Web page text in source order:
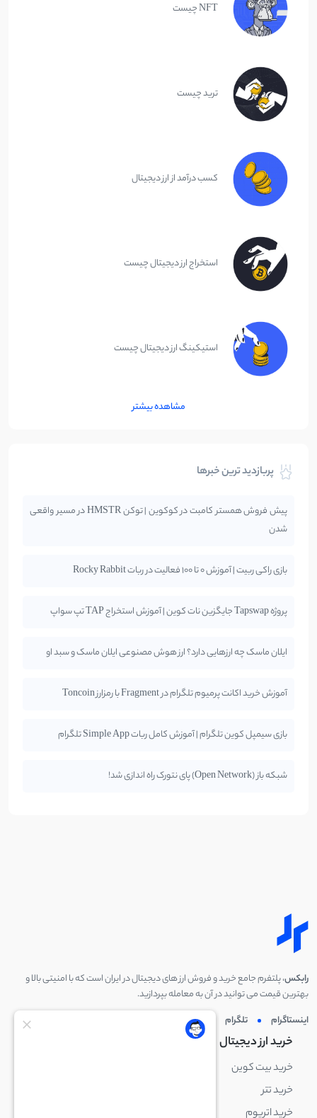
NFT چیست
ترید چیست
کسب درآمد از ارز دیجیتال
استخراج ارز دیجیتال چیست
استیکینگ ارز دیجیتال چیست
مشاهده بیشتر
پربازدید ترین خبرها
پیش فروش همستر کامبت در کوکوین | توکن HMSTR در مسیر واقعی
شدن
بازی راکی ربیت | آموزش 0 تا 100 فعالیت در ربات Rocky Rabbit
پروژه Tapswap جایگزین نات کوین | آموزش استخراج TAP تپ سواپ
ایلان ماسک چه ارزهایی دارد؟ ارز هوش مصنوعی ایلان ماسک و سبد او
آموزش خرید اکانت پرمیوم تلگرام در Fragment با رمزارز Toncoin
بازی سیمپل کوین تلگرام | آموزش کامل ربات Simple App تلگرام
شبکه باز (Open Network) پای نتورک راه اندازی شد!
رابکس، پلتفرم جامع خرید و فروش ارز های دیجیتال در ایران است که با امنیتی بالا و
بهترین قیمت می توانید در آن به معامله بپردازید.
اینستاگرام
تلگرام توئیتر
خرید ارز دیجیتال
خرید بیت کوین
خرید تتر
خرید اتریوم